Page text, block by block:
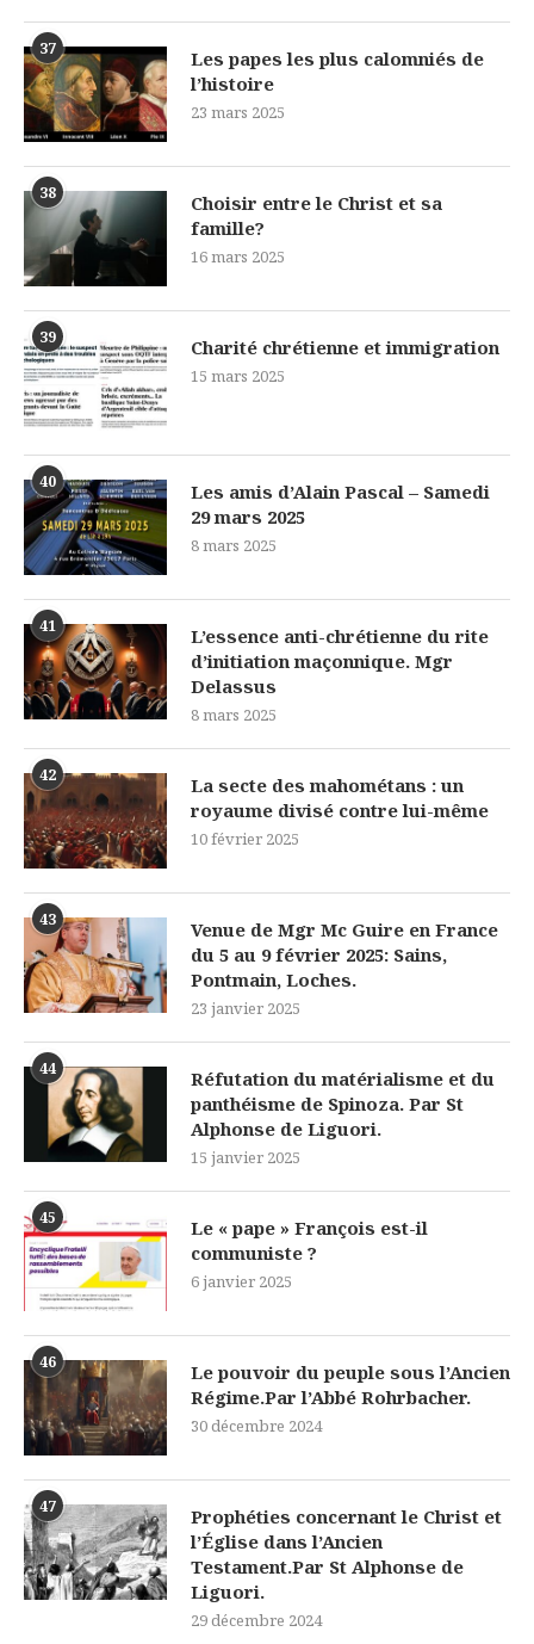
37
Les papes les plus calomniés de
l’histoire
23 mars 2025
38
Choisir entre le Christ et sa
famille?
16 mars 2025
39 Charité chrétienne et immigration
15 mars 2025
40
Les amis d’Alain Pascal – Samedi
29 mars 2025
8 mars 2025
41
L’essence anti-chrétienne du rite
d’initiation maçonnique. Mgr
Delassus
8 mars 2025
42
La secte des mahométans : un
royaume divisé contre lui-même
10 février 2025
43
Venue de Mgr Mc Guire en France
du 5 au 9 février 2025: Sains,
Pontmain, Loches.
23 janvier 2025
44
Réfutation du matérialisme et du
panthéisme de Spinoza. Par St
Alphonse de Liguori.
15 janvier 2025
45
Le « pape » François est-il
communiste ?
6 janvier 2025
46
Le pouvoir du peuple sous l’Ancien
Régime.Par l’Abbé Rohrbacher.
30 décembre 2024
47
Prophéties concernant le Christ et
l’Église dans l’Ancien
Testament.Par St Alphonse de
Liguori.
29 décembre 2024